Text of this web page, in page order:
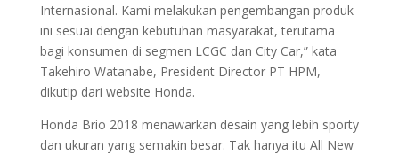
Internasional. Kami melakukan pengembangan produk
ini sesuai dengan kebutuhan masyarakat, terutama
bagi konsumen di segmen LCGC dan City Car,” kata
Takehiro Watanabe, President Director PT HPM,
dikutip dari website Honda.
Honda Brio 2018 menawarkan desain yang lebih sporty
dan ukuran yang semakin besar. Tak hanya itu All New